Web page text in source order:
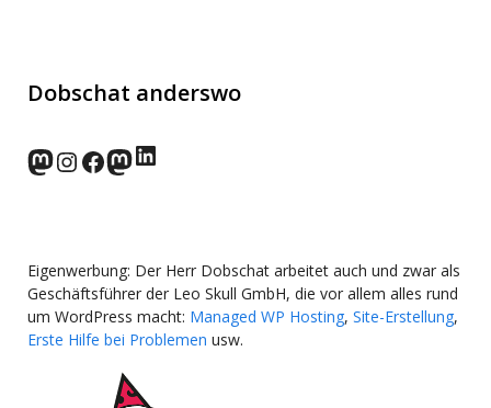
Dobschat anderswo
norden.social
Instagram
Facebook
wp-punks.social
LinkedIn
Eigenwerbung: Der Herr Dobschat arbeitet auch und zwar als
Geschäftsführer der Leo Skull GmbH, die vor allem alles rund
um WordPress macht: Managed WP Hosting, Site-Erstellung,
Erste Hilfe bei Problemen usw.